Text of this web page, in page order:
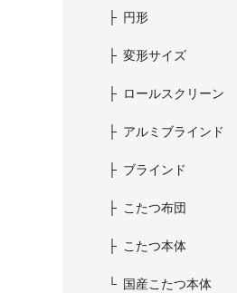
円形
変形サイズ
ロールスクリーン
アルミブラインド
ブラインド
こたつ布団
こたつ本体
国産こたつ本体